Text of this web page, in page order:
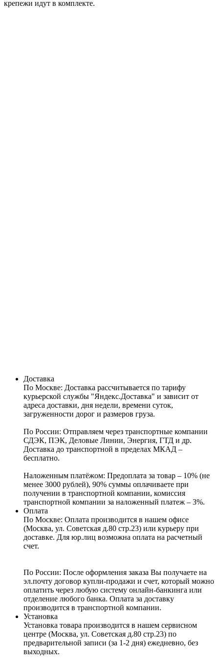
крепежи идут в комплекте.
Доставка
По Москве: Доставка рассчитывается по тарифу
курьерской службы "Яндекс.Доставка" и зависит от
адреса доставки, дня недели, времени суток,
загруженности дорог и размеров груза.
По России: Отправляем через транспортные компании
СДЭК, ПЭК, Деловые Линии, Энергия, ГТД и др.
Доставка до транспортной в пределах МКАД –
бесплатно.
Наложенным платёжом: Предоплата за товар – 10% (не
менее 3000 рублей), 90% суммы оплачиваете при
получении в транспортной компании, комиссия
транспортной компании за наложенный платеж – 3%.
Оплата
По Москве: Оплата производится в нашем офисе
(Москва, ул. Советская д.80 стр.23) или курьеру при
доставке. Для юр.лиц возможна оплата на расчетный
счет.
По России: После оформления заказа Вы получаете на
эл.почту договор купли-продажи и счет, который можно
оплатить через любую систему онлайн-банкинга или
отделение любого банка. Оплата за доставку
производится в транспортной компании.
Установка
Установка товара производится в нашем сервисном
центре (Москва, ул. Советская д.80 стр.23) по
предварительной записи (за 1-2 дня) ежедневно, без
выходных.